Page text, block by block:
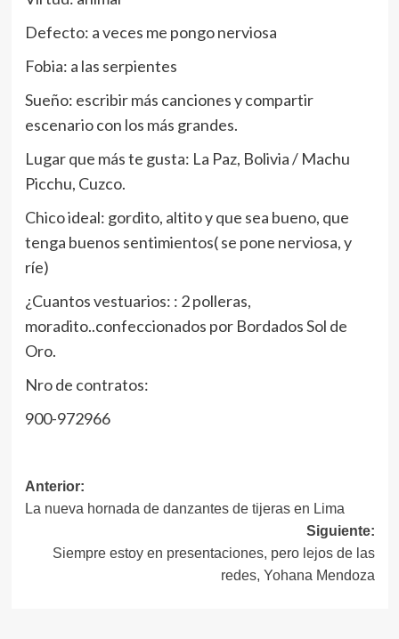
Defecto: a veces me pongo nerviosa
Fobia: a las serpientes
Sueño: escribir más canciones y compartir
escenario con los más grandes.
Lugar que más te gusta: La Paz, Bolivia / Machu
Picchu, Cuzco.
Chico ideal: gordito, altito y que sea bueno, que
tenga buenos sentimientos( se pone nerviosa, y
ríe)
¿Cuantos vestuarios: : 2 polleras,
moradito..confeccionados por Bordados Sol de
Oro.
Nro de contratos:
900-972966
Navegación
de
entradas
Anterior:
La nueva hornada de danzantes de tijeras en Lima
Siguiente:
Siempre estoy en presentaciones, pero lejos de las
redes, Yohana Mendoza